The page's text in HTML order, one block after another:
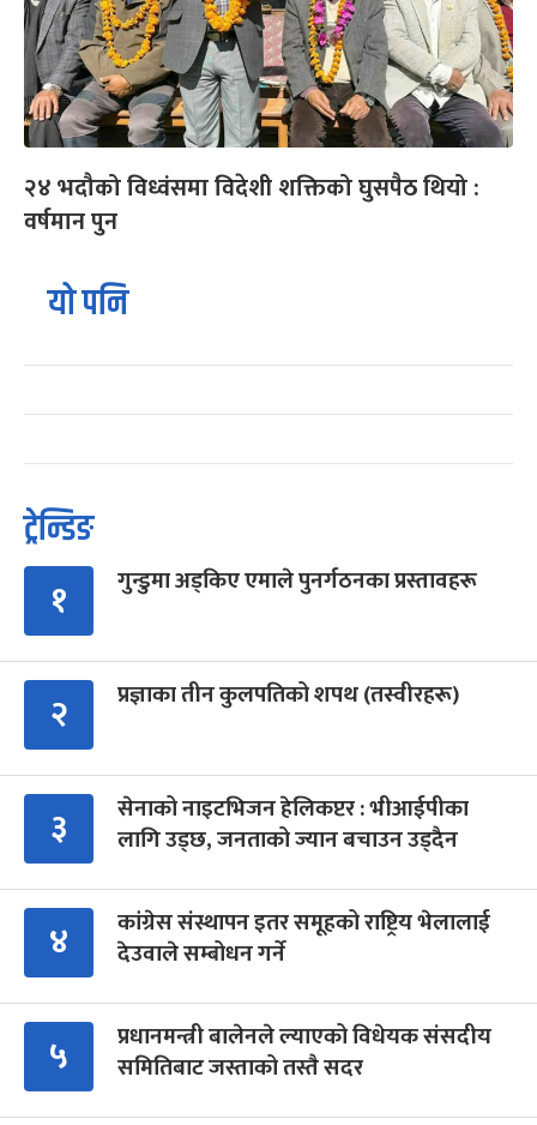
२४ भदौको विध्वंसमा विदेशी शक्तिको घुसपैठ थियो :
वर्षमान पुन
यो पनि
ट्रेन्डिङ
१ गुन्डुमा अड्किए एमाले पुनर्गठनका प्रस्तावहरू
२ प्रज्ञाका तीन कुलपतिको शपथ (तस्वीरहरू)
३
सेनाको नाइटभिजन हेलिकप्टर : भीआईपीका
लागि उड्छ, जनताको ज्यान बचाउन उड्दैन
४
कांग्रेस संस्थापन इतर समूहको राष्ट्रिय भेलालाई
देउवाले सम्बोधन गर्ने
५
प्रधानमन्त्री बालेनले ल्याएको विधेयक संसदीय
समितिबाट जस्ताको तस्तै सदर